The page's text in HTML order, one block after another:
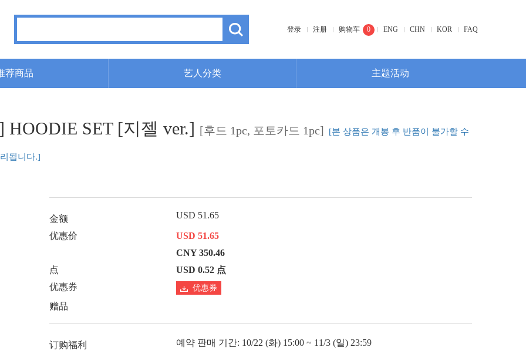
登录 注册 购物车 0 ENG CHN KOR FAQ
荐商品 艺人分类 主题活动
HOODIE SET [지젤 ver.] [후드 1pc, 포토카드 1pc] [본 상품은 개봉 후 반품이 불가할 수
됩니다.]
金额 USD 51.65
优惠价
USD 51.65
CNY 350.46
点
USD 0.52 点
优惠券
优惠券
赠品
订购福利 예약 판매 기간: 10/22 (화) 15:00 ~ 11/3 (일) 23:59